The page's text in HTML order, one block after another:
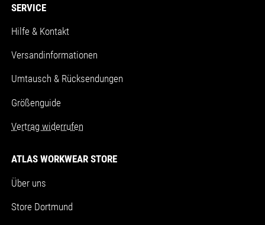
SERVICE
Hilfe & Kontakt
Versandinformationen
Umtausch & Rücksendungen
Größenguide
Vertrag widerrufen
ATLAS WORKWEAR STORE
Über uns
Store Dortmund